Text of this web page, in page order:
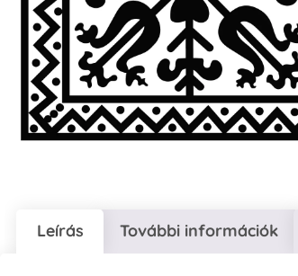
Leírás További információk